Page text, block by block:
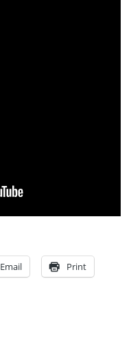
Email Print